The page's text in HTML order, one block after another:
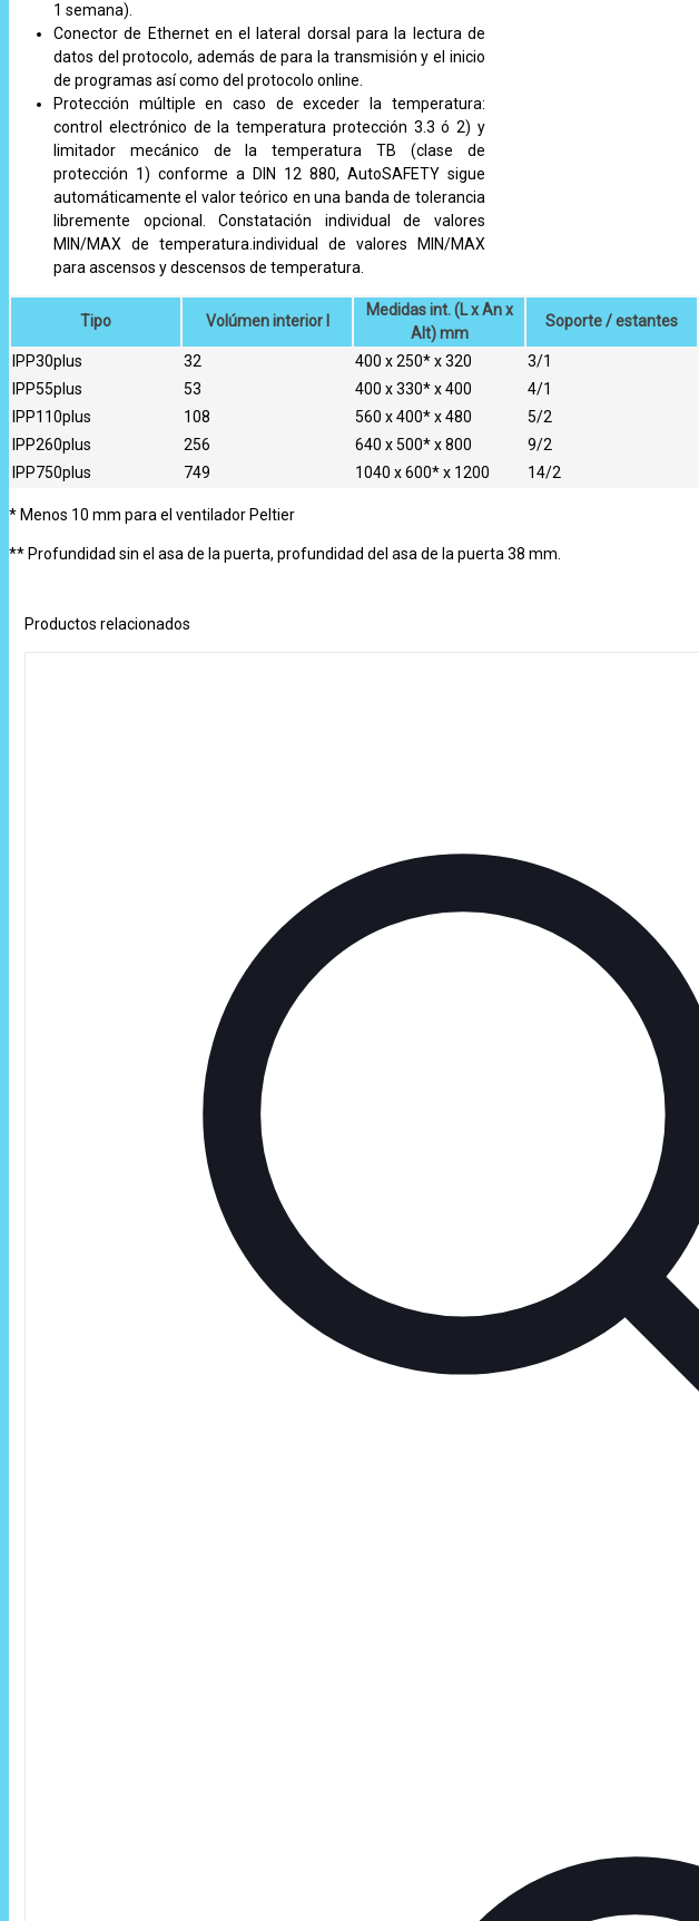
1 semana).
Conector de Ethernet en el lateral dorsal para la lectura de
datos del protocolo, además de para la transmisión y el inicio
de programas así como del protocolo online.
Protección múltiple en caso de exceder la temperatura:
control electrónico de la temperatura protección 3.3 ó 2) y
limitador mecánico de la temperatura TB (clase de
protección 1) conforme a DIN 12 880, AutoSAFETY sigue
automáticamente el valor teórico en una banda de tolerancia
libremente opcional. Constatación individual de valores
MIN/MAX de temperatura.individual de valores MIN/MAX
para ascensos y descensos de temperatura.
Tipo Volúmen interior I
Medidas int. (L x An x
Alt) mm
Soporte / estantes
IPP30plus 32 400 x 250* x 320 3/1
IPP55plus
53 400 x 330* x 400 4/1
IPP110plus
108 560 x 400* x 480 5/2
IPP260plus
256 640 x 500* x 800 9/2
IPP750plus
749 1040 x 600* x 1200 14/2
* Menos 10 mm para el ventilador Peltier
** Profundidad sin el asa de la puerta, profundidad del asa de la puerta 38 mm.
Productos relacionados